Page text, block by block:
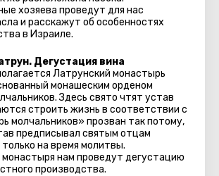
хозяева проведут для нас
и расскажут об особенностях
в Израиле.
Дегустация вина
Латрунский монастырь
монашеским орденом
Здесь свято чтят устав
строить жизнь в соответствии с
молчальников» прозван так потому,
предписывал святым отцам
на время молитвы.
монастыря нам проведут дегустацию
производства.